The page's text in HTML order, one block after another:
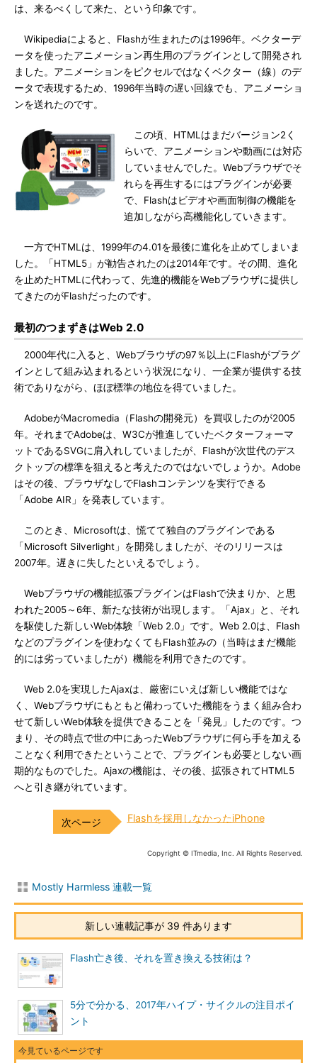
は、来るべくして来た、という印象です。
Wikipediaによると、Flashが生まれたのは1996年。ベクターデ
ータを使ったアニメーション再生用のプラグインとして開発され
ました。アニメーションをピクセルではなくベクター（線）のデ
ータで表現するため、1996年当時の遅い回線でも、アニメーショ
ンを送れたのです。
この頃、HTMLはまだバージョン2く
らいで、アニメーションや動画には対応
していませんでした。Webブラウザでそ
れらを再生するにはプラグインが必要
で、Flashはビデオや画面制御の機能を
追加しながら高機能化していきます。
一方でHTMLは、1999年の4.01を最後に進化を止めてしまいま
した。「HTML5」が勧告されたのは2014年です。その間、進化
を止めたHTMLに代わって、先進的機能をWebブラウザに提供し
てきたのがFlashだったのです。
最初のつまずきはWeb 2.0
2000年代に入ると、Webブラウザの97％以上にFlashがプラグ
インとして組み込まれるという状況になり、一企業が提供する技
術でありながら、ほぼ標準の地位を得ていました。
AdobeがMacromedia（Flashの開発元）を買収したのが2005
年。それまでAdobeは、W3Cが推進していたベクターフォーマ
ットであるSVGに肩入れしていましたが、Flashが次世代のデス
クトップの標準を狙えると考えたのではないでしょうか。Adobe
はその後、ブラウザなしでFlashコンテンツを実行できる
「Adobe AIR」を発表しています。
このとき、Microsoftは、慌てて独自のプラグインである
「Microsoft Silverlight」を開発しましたが、そのリリースは
2007年。遅きに失したといえるでしょう。
Webブラウザの機能拡張プラグインはFlashで決まりか、と思
われた2005～6年、新たな技術が出現します。「Ajax」と、それ
を駆使した新しいWeb体験「Web 2.0」です。Web 2.0は、Flash
などのプラグインを使わなくてもFlash並みの（当時はまだ機能
的には劣っていましたが）機能を利用できたのです。
Web 2.0を実現したAjaxは、厳密にいえば新しい機能ではな
く、Webブラウザにもともと備わっていた機能をうまく組み合わ
せて新しいWeb体験を提供できることを「発見」したのです。つ
まり、その時点で世の中にあったWebブラウザに何ら手を加える
ことなく利用できたということで、プラグインも必要としない画
期的なものでした。Ajaxの機能は、その後、拡張されてHTML5
へと引き継がれています。
Flashを採用しなかったiPhone
Copyright © ITmedia, Inc. All Rights Reserved.
Mostly Harmless 連載一覧
新しい連載記事が 39 件あります
Flash亡き後、それを置き換える技術は？
5分で分かる、2017年ハイプ・サイクルの注目ポイ
ント